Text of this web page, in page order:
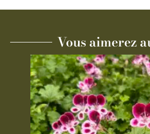
Vous aimerez